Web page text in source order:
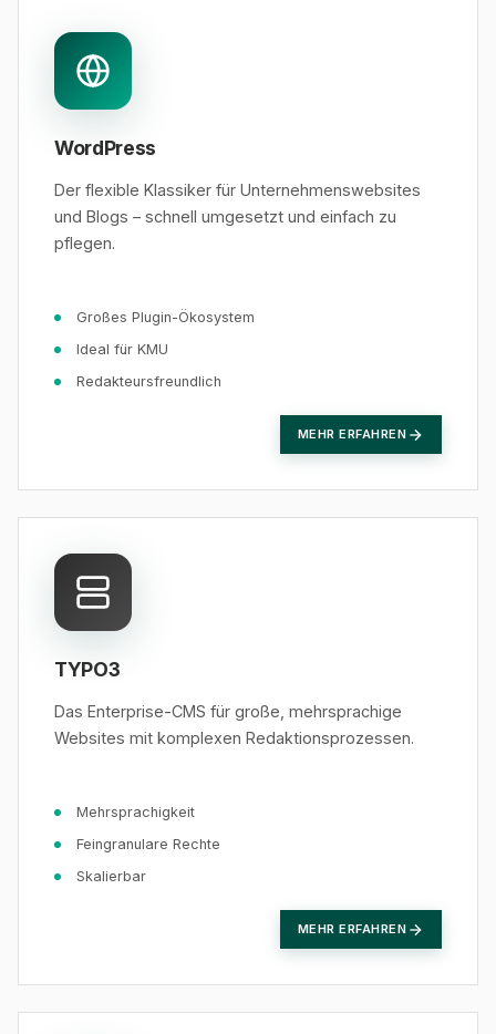
WordPress
Der flexible Klassiker für Unternehmenswebsites
und Blogs – schnell umgesetzt und einfach zu
pflegen.
Großes Plugin-Ökosystem
Ideal für KMU
Redakteursfreundlich
MEHR ERFAHREN
TYPO3
Das Enterprise-CMS für große, mehrsprachige
Websites mit komplexen Redaktionsprozessen.
Mehrsprachigkeit
Feingranulare Rechte
Skalierbar
MEHR ERFAHREN